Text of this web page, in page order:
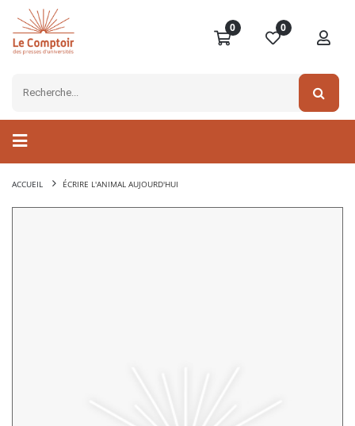
0 0
ACCUEIL ÉCRIRE L'ANIMAL AUJOURD'HUI